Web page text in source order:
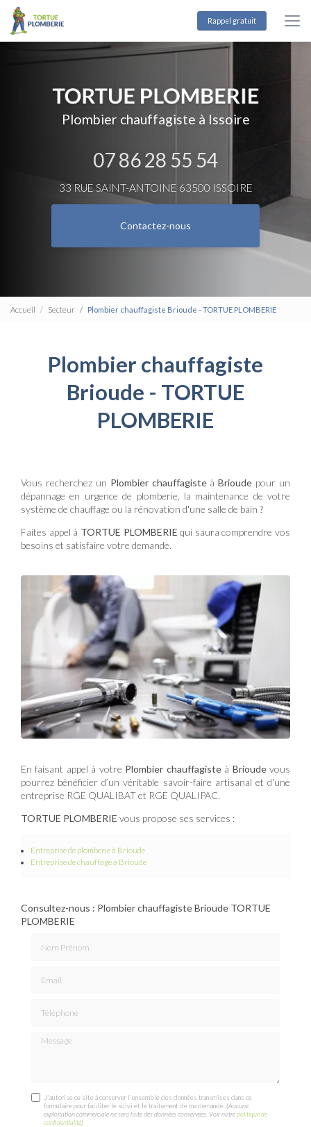
Aller
contenu
Rappel gratuit
Plombier chauffagiste à Issoire
07 86 28 55 54
33 RUE SAINT-ANTOINE 63500 ISSOIRE
Contactez-nous
Accueil Secteur Plombier chauffagiste Brioude - TORTUE PLOMBERIE
Plombier chauffagiste
Brioude - TORTUE
PLOMBERIE
Vous recherchez un Plombier chauffagisteàBrioude pour un
dépannage en urgence de plomberie, la maintenance de votre
système de chauffage ou la rénovation d'une salle de bain ?
Faites appel à TORTUE PLOMBERIE qui saura comprendre vos
besoins et satisfaire votre demande.
En faisant appel à votre Plombier chauffagisteà Brioudevous
pourrez bénéficier d’un véritable savoir-faire artisanal et d'une
entreprise RGE QUALIBAT et RGE QUALIPAC.
TORTUE PLOMBERIE vous propose ses services :
Entreprise de plomberieà Brioude
Entreprise de chauffageà Brioude
Consultez-nous : Plombier chauffagiste Brioude TORTUE
PLOMBERIE
Message
J'autorise ce site à conserver l'ensemble des données transmises dans ce
formulaire pour faciliter le suivi et le traitement de ma demande.(Aucune
exploitation commerciale ne sera faite des données conservées. Voir notrepolitique de
confidentialité)